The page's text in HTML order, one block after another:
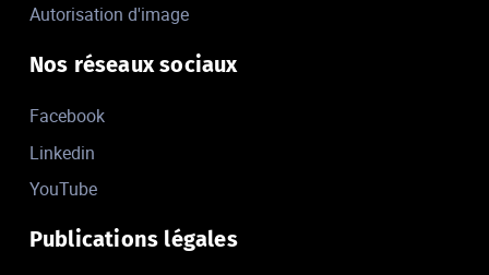
Autorisation d'image
Nos réseaux sociaux
Facebook
Linkedin
YouTube
Publications légales